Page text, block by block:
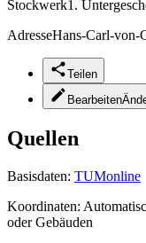
Stockwerk1.
AdresseHans-Carl-von-
Teilen
Bearbeiten
Quellen
Basisdaten: TUMonline
Koordinaten:
oder Gebäuden